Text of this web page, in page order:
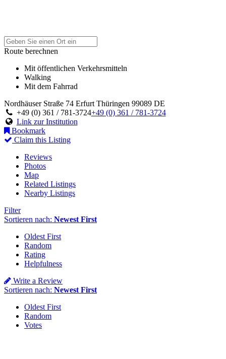
Route berechnen
Mit öffentlichen Verkehrsmitteln
Walking
Mit dem Fahrrad
Nordhäuser Straße 74 Erfurt Thüringen 99089 DE
+49 (0) 361 / 781-3724+49 (0) 361 / 781-3724
Link zur Institution
Bookmark
Claim this Listing
Reviews
Photos
Map
Related Listings
Nearby Listings
Filter
Sortieren nach: Newest First
Oldest First
Random
Rating
Helpfulness
Write a Review
Sortieren nach: Newest First
Oldest First
Random
Votes